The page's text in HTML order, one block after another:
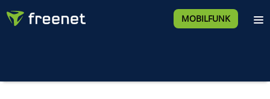
MOBILFUNK